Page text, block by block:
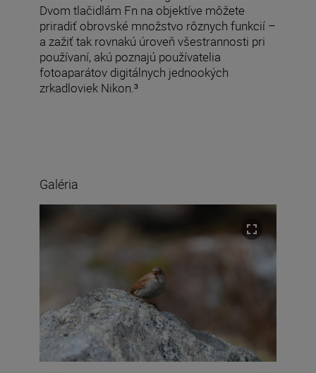
Dvom tlačidlám Fn na objektíve môžete
priradiť obrovské množstvo rôznych funkcií –
a zažiť tak rovnakú úroveň všestrannosti pri
používaní, akú poznajú používatelia
fotoaparátov digitálnych jednookých
zrkadloviek Nikon.³
Galéria